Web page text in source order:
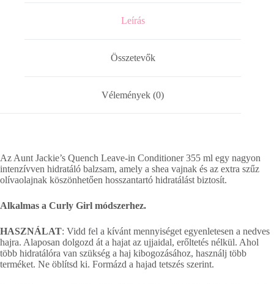
Leírás
Összetevők
Vélemények (0)
Az Aunt Jackie’s Quench Leave-in Conditioner 355 ml egy nagyon
intenzívven hidratáló balzsam, amely a shea vajnak és az extra szűz
olívaolajnak köszönhetően hosszantartó hidratálást biztosít.
Alkalmas a Curly Girl módszerhez.
HASZNÁLAT: Vidd fel a kívánt mennyiséget egyenletesen a nedves
hajra. Alaposan dolgozd át a hajat az ujjaidal, erőltetés nélkül. Ahol
több hidratálóra van szükség a haj kibogozásához, használj több
terméket. Ne öblítsd ki. Formázd a hajad tetszés szerint.